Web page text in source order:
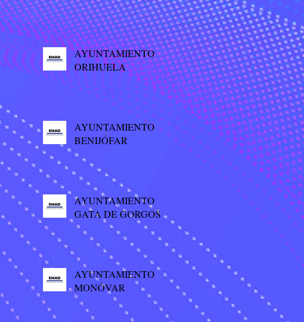
AYUNTAMIENTO
ORIHUELA
AYUNTAMIENTO
BENIJÓFAR
AYUNTAMIENTO
GATA DE GORGOS
AYUNTAMIENTO
MONÓVAR